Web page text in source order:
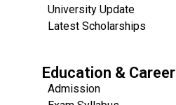
University Update
Latest Scholarships
Education & Career
Admission